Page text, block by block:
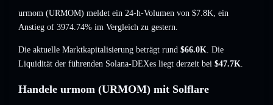
urmom (URMOM) meldet ein 24-h-Volumen von $7.8K, ein
Anstieg of 3974.74% im Vergleich zu gestern.
Die aktuelle Marktkapitalisierung beträgt rund $66.0K. Die
Liquidität der führenden Solana-DEXes liegt derzeit bei $47.7K.
Handele urmom (URMOM) mit Solflare